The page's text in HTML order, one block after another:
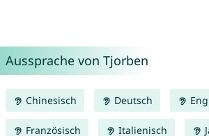
Aussprache von Tjorben
Chinesisch Deutsch
Französisch Italienisch